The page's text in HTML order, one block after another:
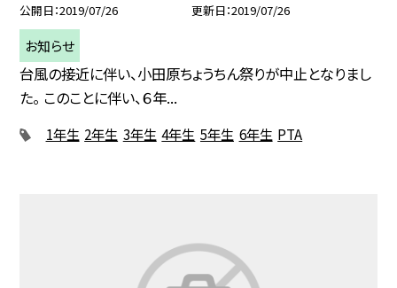
公開日 2019/07/26 更新日 2019/07/26
お知らせ
台風の接近に伴い、小田原ちょうちん祭りが中止となりまし
た。 このことに伴い、６年...
1年生 2年生 3年生 4年生 5年生 6年生 PTA